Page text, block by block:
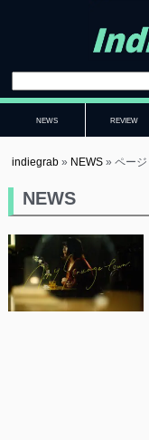
NEWS REVIEW
indiegrab » NEWS »ペー
NEWS